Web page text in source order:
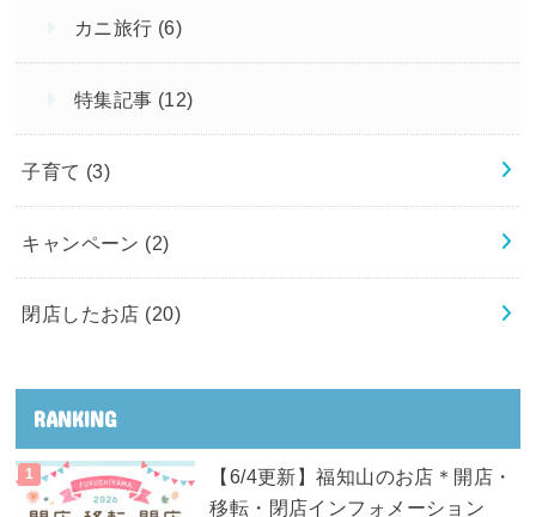
カニ旅行 (6)
特集記事 (12)
子育て (3)
キャンペーン (2)
閉店したお店 (20)
RANKING
【6/4更新】福知山のお店＊開店・
移転・閉店インフォメーション